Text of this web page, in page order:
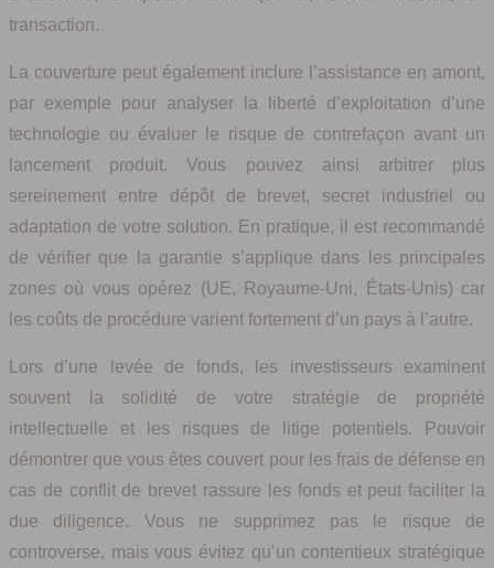
transaction.
La couverture peut également inclure l’assistance en amont,
par exemple pour analyser la liberté d’exploitation d’une
technologie ou évaluer le risque de contrefaçon avant un
lancement produit. Vous pouvez ainsi arbitrer plus
sereinement entre dépôt de brevet, secret industriel ou
adaptation de votre solution. En pratique, il est recommandé
de vérifier que la garantie s’applique dans les principales
zones où vous opérez (UE, Royaume-Uni, États‑Unis) car
les coûts de procédure varient fortement d’un pays à l’autre.
Lors d’une levée de fonds, les investisseurs examinent
souvent la solidité de votre stratégie de propriété
intellectuelle et les risques de litige potentiels. Pouvoir
démontrer que vous êtes couvert pour les frais de défense en
cas de conflit de brevet rassure les fonds et peut faciliter la
due diligence. Vous ne supprimez pas le risque de
controverse, mais vous évitez qu’un contentieux stratégique